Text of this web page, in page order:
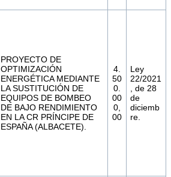
PROYECTO DE
OPTIMIZACIÓN
ENERGÉTICA MEDIANTE
LA SUSTITUCIÓN DE
EQUIPOS DE BOMBEO
DE BAJO RENDIMIENTO
EN LA CR PRÍNCIPE DE
ESPAÑA (ALBACETE).
4.
50
0.
00
0,
00
Ley
22/2021
, de 28
de
diciemb
re.